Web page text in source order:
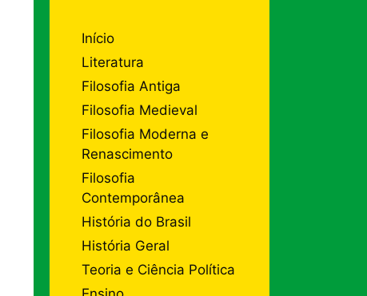
Início
Literatura
Filosofia Antiga
Filosofia Medieval
Filosofia Moderna e
Renascimento
Filosofia
Contemporânea
História do Brasil
História Geral
Teoria e Ciência Política